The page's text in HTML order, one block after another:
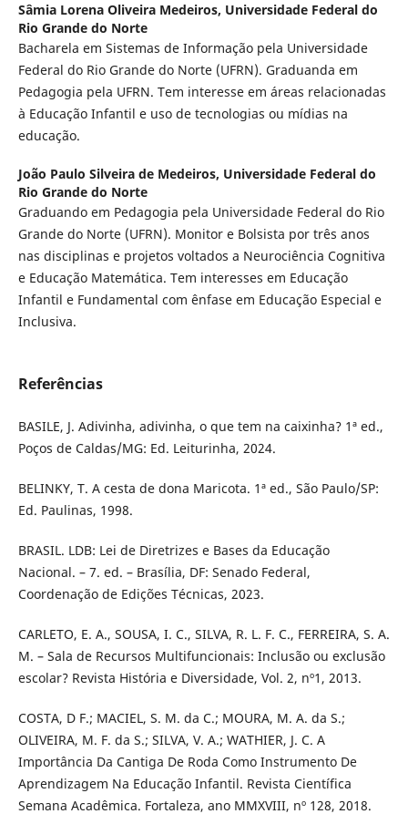
Sâmia Lorena Oliveira Medeiros, Universidade Federal do
Rio Grande do Norte
Bacharela em Sistemas de Informação pela Universidade
Federal do Rio Grande do Norte (UFRN). Graduanda em
Pedagogia pela UFRN. Tem interesse em áreas relacionadas
à Educação Infantil e uso de tecnologias ou mídias na
educação.
João Paulo Silveira de Medeiros, Universidade Federal do
Rio Grande do Norte
Graduando em Pedagogia pela Universidade Federal do Rio
Grande do Norte (UFRN). Monitor e Bolsista por três anos
nas disciplinas e projetos voltados a Neurociência Cognitiva
e Educação Matemática. Tem interesses em Educação
Infantil e Fundamental com ênfase em Educação Especial e
Inclusiva.
Referências
BASILE, J. Adivinha, adivinha, o que tem na caixinha? 1ª ed.,
Poços de Caldas/MG: Ed. Leiturinha, 2024.
BELINKY, T. A cesta de dona Maricota. 1ª ed., São Paulo/SP:
Ed. Paulinas, 1998.
BRASIL. LDB: Lei de Diretrizes e Bases da Educação
Nacional. – 7. ed. – Brasília, DF: Senado Federal,
Coordenação de Edições Técnicas, 2023.
CARLETO, E. A., SOUSA, I. C., SILVA, R. L. F. C., FERREIRA, S. A.
M. – Sala de Recursos Multifuncionais: Inclusão ou exclusão
escolar? Revista História e Diversidade, Vol. 2, nº1, 2013.
COSTA, D F.; MACIEL, S. M. da C.; MOURA, M. A. da S.;
OLIVEIRA, M. F. da S.; SILVA, V. A.; WATHIER, J. C. A
Importância Da Cantiga De Roda Como Instrumento De
Aprendizagem Na Educação Infantil. Revista Científica
Semana Acadêmica. Fortaleza, ano MMXVIII, nº 128, 2018.